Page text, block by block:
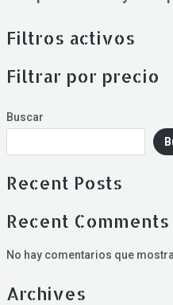
Filtros activos
Filtrar por precio
Buscar
Recent Posts
Recent Comments
No hay comentarios que
Archives